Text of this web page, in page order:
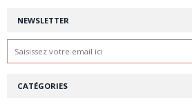
NEWSLETTER
CATÉGORIES